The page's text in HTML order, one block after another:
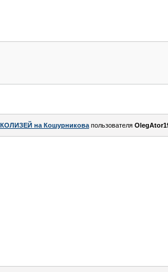
КОЛИЗЕЙ на Кошурникова пользователя